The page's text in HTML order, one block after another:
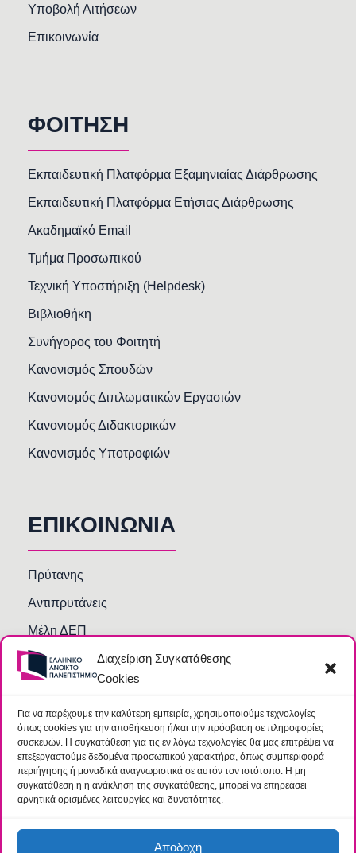
Διαχείριση Συγκατάθεσης
Cookies
Για να παρέχουμε την καλύτερη εμπειρία, χρησιμοποιούμε τεχνολογίες
όπως cookies για την αποθήκευση ή/και την πρόσβαση σε πληροφορίες
συσκευών. Η συγκατάθεση για τις εν λόγω τεχνολογίες θα μας επιτρέψει να
επεξεργαστούμε δεδομένα προσωπικού χαρακτήρα, όπως συμπεριφορά
περιήγησης ή μοναδικά αναγνωριστικά σε αυτόν τον ιστότοπο. Η μη
συγκατάθεση ή η ανάκληση της συγκατάθεσης, μπορεί να επηρεάσει
αρνητικά ορισμένες λειτουργίες και δυνατότητες.
Αποδοχή
Υποβολή Αιτήσεων
Επικοινωνία
ΦΟΙΤΗΣΗ
Εκπαιδευτική Πλατφόρμα Εξαμηνιαίας Διάρθρωσης
Εκπαιδευτική Πλατφόρμα Ετήσιας Διάρθρωσης
Ακαδημαϊκό Email
Τμήμα Προσωπικού
Τεχνική Υποστήριξη (Helpdesk)
Βιβλιοθήκη
Συνήγορος του Φοιτητή
Κανονισμός Σπουδών
Κανονισμός Διπλωματικών Εργασιών
Κανονισμός Διδακτορικών
Κανονισμός Υποτροφιών
ΕΠΙΚΟΙΝΩΝΙΑ
Πρύτανης
Αντιπρυτάνεις
Μέλη ΔΕΠ
Τμήματα και Υπηρεσίες
Γραμματείες Κοσμητειών Σχολών
Βιβλιοθήκη
Συχνές Ερωτήσεις